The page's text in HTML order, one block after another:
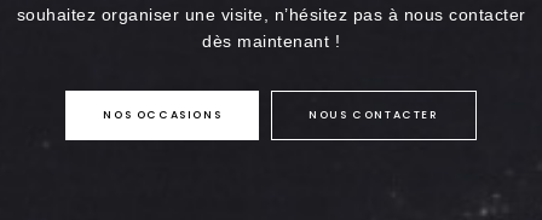
souhaitez organiser une visite, n’hésitez pas à nous contacter
dès maintenant !
NOS OCCASIONS NOUS CONTACTER